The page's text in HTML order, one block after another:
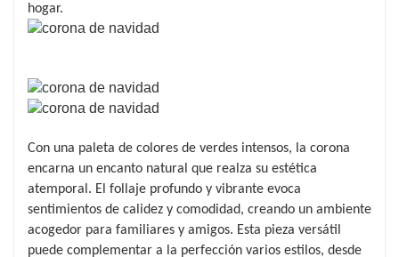
hogar.
Con una paleta de colores de verdes intensos, la corona
encarna un encanto natural que realza su estética
atemporal. El follaje profundo y vibrante evoca
sentimientos de calidez y comodidad, creando un ambiente
acogedor para familiares y amigos. Esta pieza versátil
puede complementar a la perfección varios estilos, desde